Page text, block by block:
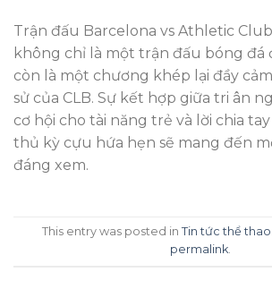
Trận đấu Barcelona vs Athletic
không chỉ là một trận đấu bóng đá
còn là một chương khép lại đầy
sử của CLB. Sự kết hợp giữa tri ân
cơ hội cho tài năng trẻ và lời chia
thủ kỳ cựu hứa hẹn sẽ mang đến
đáng xem.
This entry was posted in Tin tức thể thao
permalink.